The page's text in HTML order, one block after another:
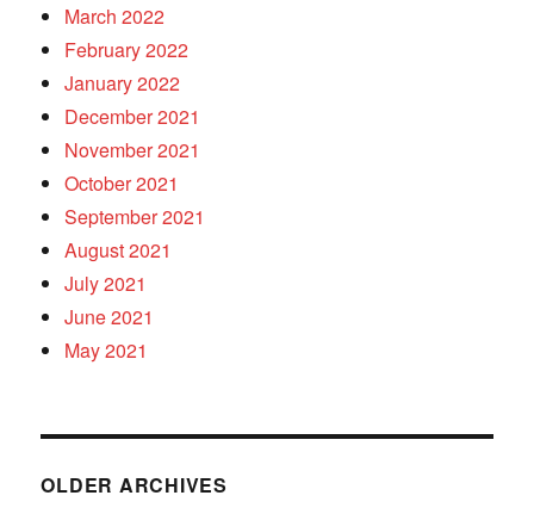
March 2022
February 2022
January 2022
December 2021
November 2021
October 2021
September 2021
August 2021
July 2021
June 2021
May 2021
OLDER ARCHIVES